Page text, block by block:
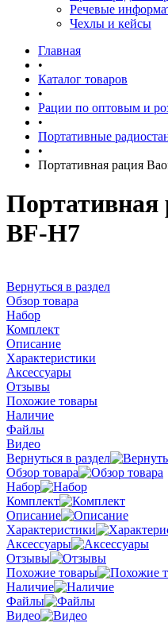
Речевые
Чехлы и кейсы
Главная
•
Каталог товаров
•
Рации по оптовым и
•
Портативные
•
Портативная рация
Портативная
BF-H7
Вернуться в раздел
Обзор товара
Набор
Комплект
Описание
Характеристики
Аксессуары
Отзывы
Похожие товары
Наличие
Файлы
Видео
Вернуться в раздел
Обзор товара
Набор
Комплект
Описание
Характеристики
Аксессуары
Отзывы
Похожие товары
Наличие
Файлы
Видео